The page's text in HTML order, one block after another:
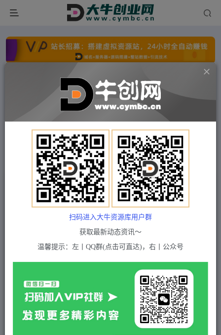
点击开通分站+ 每日收入300+
文字广告火爆招租 文字广告火爆招租
文字广告火爆招租
文字广告火爆招租 文字广告火爆招租
付费项目 福缘网 正文
单号最低100美金，零成本，小白无脑操作。可复
制，可扩大。
5 积分
黄金会员 免费 超级会员(永久VIP) 免费
付费资源
扫码进入大牛资源库用户群
获取最新动态资讯～
温馨提示：左丨QQ群(点击可直达)，右丨公众号